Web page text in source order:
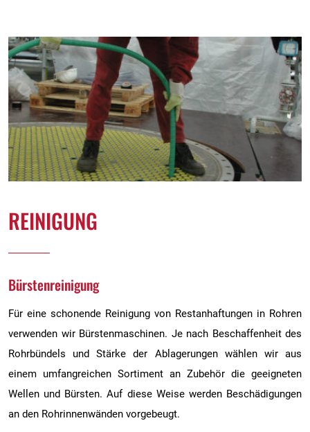
REINIGUNG
Bürstenreinigung
Für eine schonende Reinigung von Restanhaftungen in Rohren
verwenden wir Bürstenmaschinen. Je nach Beschaffenheit des
Rohrbündels und Stärke der Ablagerungen wählen wir aus
einem umfangreichen Sortiment an Zubehör die geeigneten
Wellen und Bürsten. Auf diese Weise werden Beschädigungen
an den Rohrinnenwänden vorgebeugt.